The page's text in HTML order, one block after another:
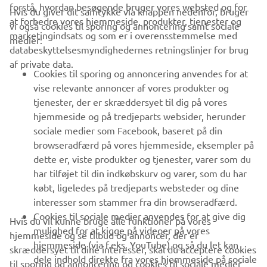
VIRKSOMHED
B2B
MERE YAMAHA
SUPPORT
NYHEDSBREV
Vær den første til at få besked om de seneste tilbud, særlige
arrangementer, nye udgivelser og meget mere.
forstå, hvordan besøgende bruger vores websted og for
at forbedre vores hjemmeside, produkter, tjenester og
marketingindsats og som er i overensstemmelse med
databeskyttelsesmyndighedernes retningslinjer for brug
af private data.
Hvis du giver dit samtykke via knappen nedenfor, bruger
vi også cookies til sporing og annoncering samt sociale
medier:
Cookies til sporing og annoncering anvendes for at
vise relevante annoncer af vores produkter og
tjenester, der er skræddersyet til dig på vores
hjemmeside og på tredjeparts websider, herunder
sociale medier som Facebook, baseret på din
browseradfærd på vores hjemmeside, eksempler på
dette er, viste produkter og tjenester, varer som du
har tilføjet til din indkøbskurv og varer, som du har
købt, ligeledes på tredjeparts websteder og dine
interesser som stammer fra din browseradfærd.
Cookies til sociale medier anvendes for at give dig
mulighed for at kigge på videoer på vores
hjemmeside (via f.eks. YouTube) og så du let kan
dele indhold direkte fra vores hjemmeside på sociale
Hvis du vil kunne bruge alle funktioner på vores
hjemmeside og se tilbud og annoncer, der er
skræddersyet til dine interesser, skal du acceptere cookies
til sporing og annoncering og cookies til sociale medier